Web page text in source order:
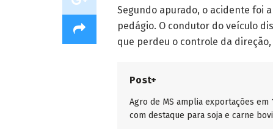
Segundo apurado, o acidente foi
pedágio. O condutor do veículo
que perdeu o controle da
Post+
Agro de MS amplia exportações em
com destaque para soja e carne